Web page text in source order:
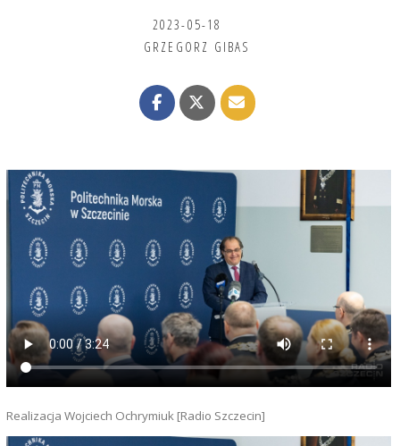
2023-05-18
GRZEGORZ GIBAS
Realizacja Wojciech Ochrymiuk [Radio Szczecin]